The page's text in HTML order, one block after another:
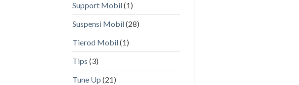
Support Mobil(1)
Suspensi Mobil(28)
Tierod Mobil(1)
Tips (3)
Tune Up (21)